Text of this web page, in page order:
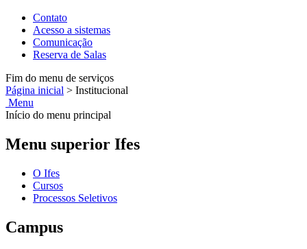
Contato
Acesso a sistemas
Comunicação
Reserva de Salas
Fim do menu de serviços
Página inicial > Institucional
Menu
Início do menu principal
Menu superior Ifes
O Ifes
Cursos
Processos Seletivos
Campus